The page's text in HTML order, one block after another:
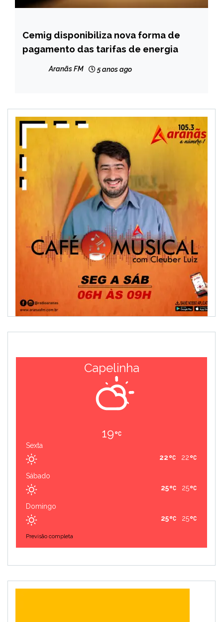
MINAS
GERAIS
NOTÍCIAS
Cemig disponibiliza nova forma de
pagamento das tarifas de energia
Aranãs FM 5 anos ago
Capelinha
19
Sexta
22
22
Sábado
25
25
Domingo
25
25
Previsão completa